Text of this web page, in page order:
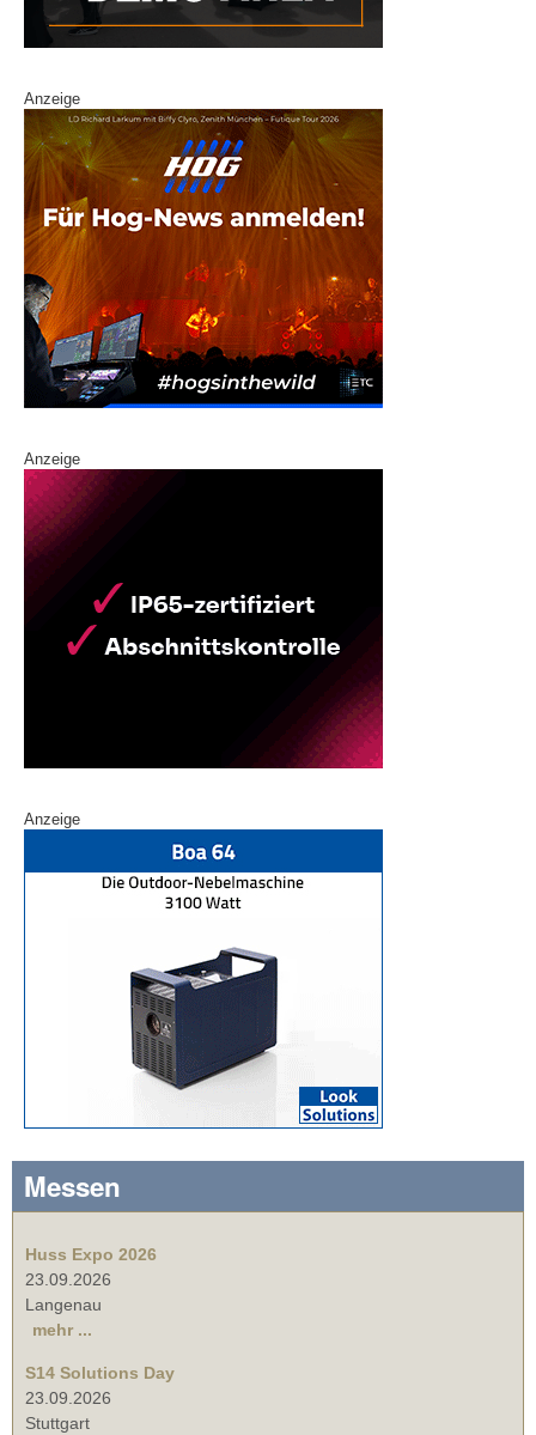
Anzeige
Anzeige
Anzeige
Messen
Huss Expo 2026
23.09.2026
Langenau
mehr ...
S14 Solutions Day
23.09.2026
Stuttgart